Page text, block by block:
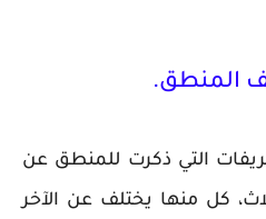
المنطق.
التي ذكرت للمنطق عن
كل منها يختلف عن الآخر